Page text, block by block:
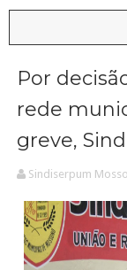
Por
rede
greve,
Sindiserpum